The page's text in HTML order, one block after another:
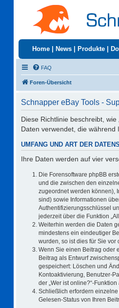
Home News Produkte
FAQ
Foren-Übersicht
Schnapper eBay Tools -
Diese Richtlinie beschreibt,
Daten verwendet, die
UMFANG UND ART DER
Ihre Daten werden auf vier
Die Forensoftware phpBB
und die zwischen den
zugeordnet werden können),
sind) sowie Informationen
Authentifizierungsschlüssel
jederzeit über die Funktion
Weiterhin werden die Daten
mindestens ein eindeutiger
wurden, so ist dies für Sie
Wenn Sie einen Beitrag oder
Beitrag als Entwurf
gespeichert: Löschen und
Kontoaktivierung, Benutzer-
der „Wer ist online?“-
Schließlich erfordern
Gelesen-Status von Ihren